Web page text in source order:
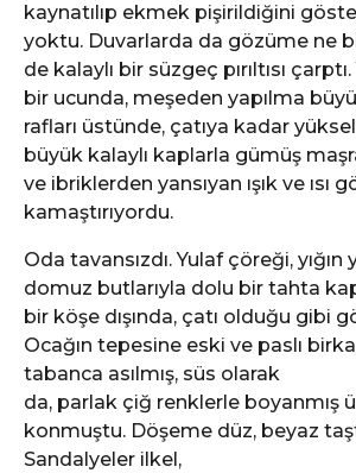
kaynatılıp ekmek pişirildiğini
yoktu. Duvarlarda da gözüme ne
de kalaylı bir süzgeç pırıltısı çarptı.
bir ucunda, meşeden yapılma
rafları üstünde, çatıya kadar
büyük kalaylı kaplarla gümüş
ve ibriklerden yansıyan ışık ve ısı
kamaştırıyordu.
Oda tavansızdı. Yulaf çöreği, yığın
domuz butlarıyla dolu bir tahta
bir köşe dışında, çatı olduğu gibi
Ocağın tepesine eski ve paslı
tabanca asılmış, süs olarak
da, parlak çiğ renklerle boyanmış
konmuştu. Döşeme düz, beyaz
Sandalyeler ilkel,